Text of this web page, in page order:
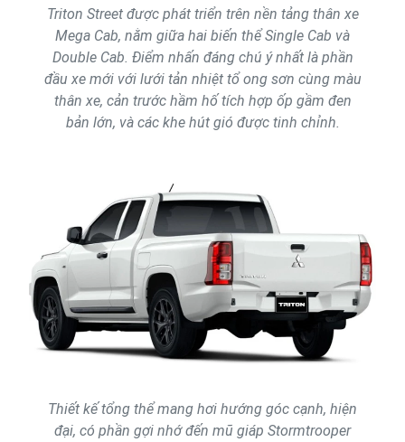
Triton Street được phát triển trên nền tảng thân xe
Mega Cab, nằm giữa hai biến thể Single Cab và
Double Cab. Điểm nhấn đáng chú ý nhất là phần
đầu xe mới với lưới tản nhiệt tổ ong sơn cùng màu
thân xe, cản trước hầm hố tích hợp ốp gầm đen
bản lớn, và các khe hút gió được tinh chỉnh.
Thiết kế tổng thể mang hơi hướng góc cạnh, hiện
đại, có phần gợi nhớ đến mũ giáp Stormtrooper